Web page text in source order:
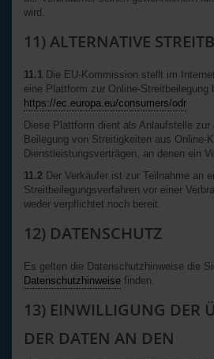
wird.
11) ALTERNATIVE
11.1 Die EU-Kommission stellt im
eine Plattform zur Online-Streitbeilegung
https://ec.europa.eu/consumers/odr
Diese Plattform dient als Anlaufstelle zur
Beilegung von Streitigkeiten aus Online-
Dienstleistungsverträgen, an denen ein
11.2 Der Verkäufer ist zur Teilnahme an
Streitbeilegungsverfahren vor einer
weder verpflichtet noch bereit.
12) DATENSCHUTZ
Es gelten die Datenschutzhinweise die
Datenschutzhinweise finden.
13) EINWILLIGUNG DER
DER DATEN AN DEN